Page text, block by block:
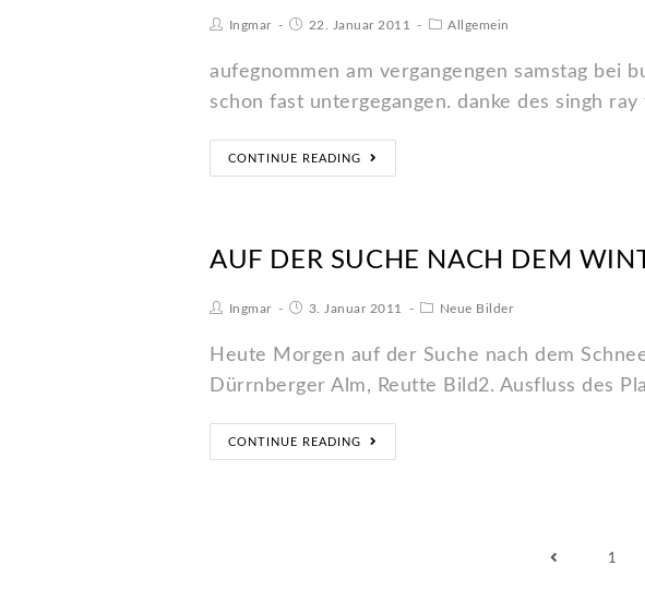
Ingmar 22. Januar 2011 Allgemein
aufegnommen am vergangengen samstag bei
schon fast untergegangen. danke des singh
CONTINUE READING
AUF DER SUCHE NACH DEM
Ingmar 3. Januar 2011 Neue Bilder
Heute Morgen auf der Suche nach dem
Dürrnberger Alm, Reutte Bild2. Ausfluss des
CONTINUE READING
1